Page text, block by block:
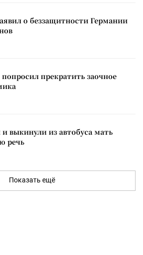
о беззащитности Германии
прекратить заочное
выкинули из автобуса мать
речь
Показать ещё